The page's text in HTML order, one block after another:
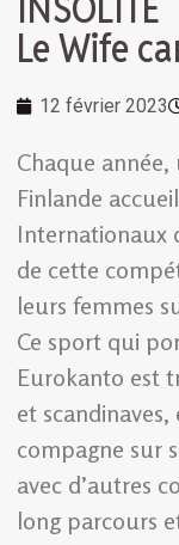
Le Wife
12 février 2023
Chaque
Finlande
Internationaux
de cette
leurs femmes
Ce sport qui
Eurokanto est
et
compagne sur
avec d’autres
long parcours